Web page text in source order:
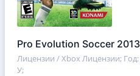
Pro Evolution Soccer 2013
Лицензии / Xbox Лицензии;
У;